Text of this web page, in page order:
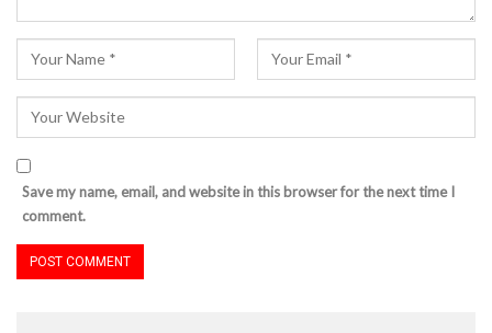
Save my name, email, and website in this browser for the next time I
comment.